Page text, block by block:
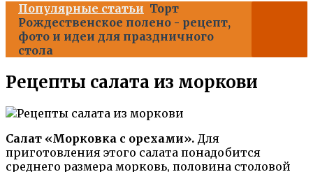
Популярные статьи Торт
Рождественское полено - рецепт,
фото и идеи для праздничного
стола
Рецепты салата из моркови
Салат «Морковка с орехами». Для
приготовления этого салата понадобится
среднего размера морковь, половина столовой